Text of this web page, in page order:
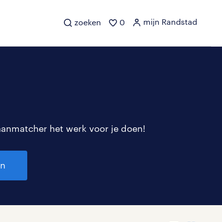
zoeken 0 mijn Randstad
het werk voor je doen!